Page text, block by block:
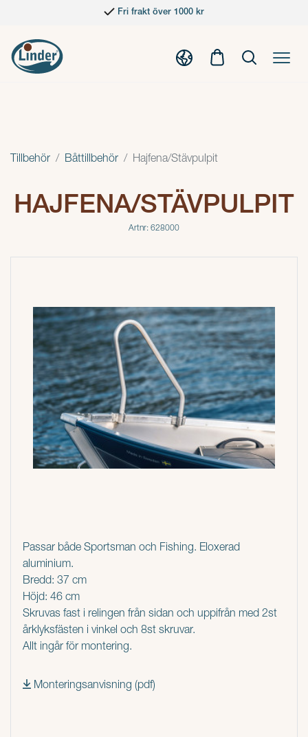
Fri frakt över 1000 kr
Tillbehör Båttillbehör Hajfena/Stävpulpit
HAJFENA/STÄVPULPIT
Artnr: 628000
Passar både Sportsman och Fishing. Eloxerad
aluminium.
Bredd: 37 cm
Höjd: 46 cm
Skruvas fast i relingen från sidan och uppifrån med 2st
årklyksfästen i vinkel och 8st skruvar.
Allt ingår för montering.
Monteringsanvisning (pdf)